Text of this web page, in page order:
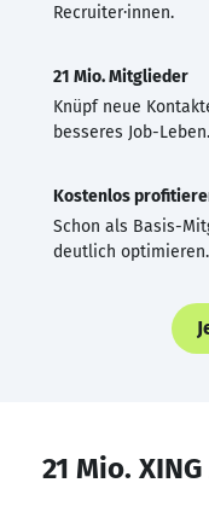
Recruiter·innen.
21 Mio. Mitglieder
Knüpf neue
besseres Job-Leben.
Kostenlos
Schon als Basis-
deutlich optimieren.
21 Mio.